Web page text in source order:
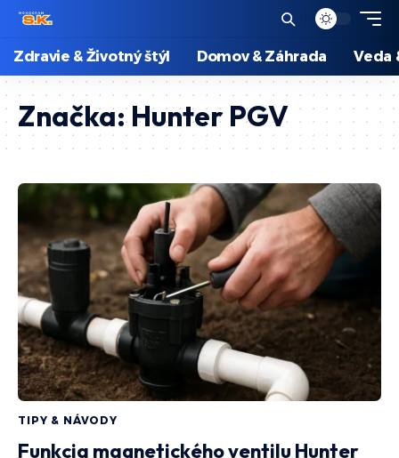
Zdravie & Životný štýl Domov & Záhrada Veda
Značka:Hunter PGV
TIPY & NÁVODY
Funkcia magnetického ventilu Hunter